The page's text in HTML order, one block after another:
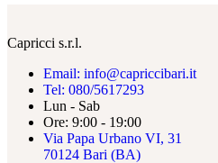
Capricci s.r.l.
Email: info@capriccibari.it
Tel: 080/5617293
Lun - Sab
Ore: 9:00 - 19:00
Via Papa Urbano VI, 31
70124 Bari (BA)